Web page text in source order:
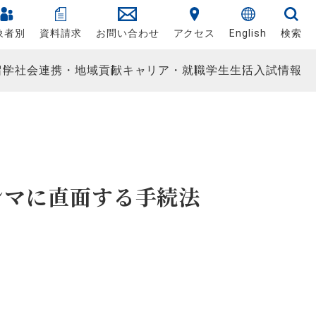
者別 資料請求 お問い合わせ アクセス English 検索
社会連携・地域貢献キャリア・就職学生生活入試情報
に直面する手続法